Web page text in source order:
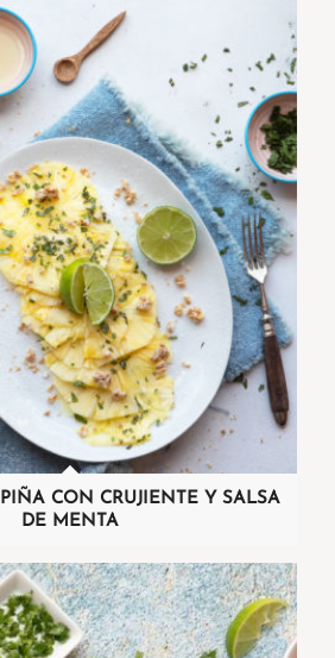
CON CRUJIENTE Y SALSA
DE MENTA